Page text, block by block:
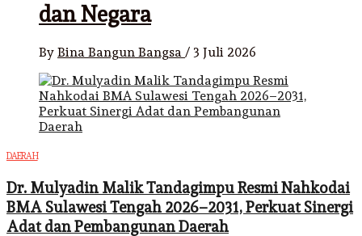
dan Negara
By Bina Bangun Bangsa / 3 Juli 2026
DAERAH
Dr. Mulyadin Malik Tandagimpu Resmi Nahkodai
BMA Sulawesi Tengah 2026–2031, Perkuat Sinergi
Adat dan Pembangunan Daerah